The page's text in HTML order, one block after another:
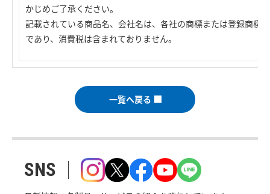
かじめご了承ください。
記載されている商品名、会社名は、各社の商標または登録商標
であり、消費税は含まれておりません。
一覧へ戻る
SNS